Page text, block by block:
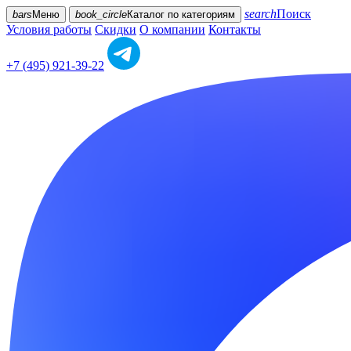
bars Меню book_circleКаталог по категориям searchПоиск
Условия работы Скидки О компании Контакты
+7 (495) 921-39-22